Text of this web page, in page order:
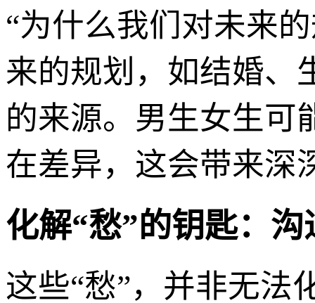
“为什么我们对未来
来的规划，如结婚、
的来源。男生女生可
在差异，这会带来深
化解“愁”的钥匙：
这些“愁”，并非无法